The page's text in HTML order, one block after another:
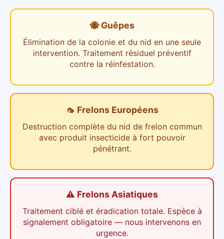
🐝 Guêpes
Élimination de la colonie et du nid en une seule
intervention. Traitement résiduel préventif
contre la réinfestation.
🦟 Frelons Européens
Destruction complète du nid de frelon commun
avec produit insecticide à fort pouvoir
pénétrant.
⚠️ Frelons Asiatiques
Traitement ciblé et éradication totale. Espèce à
signalement obligatoire — nous intervenons en
urgence.